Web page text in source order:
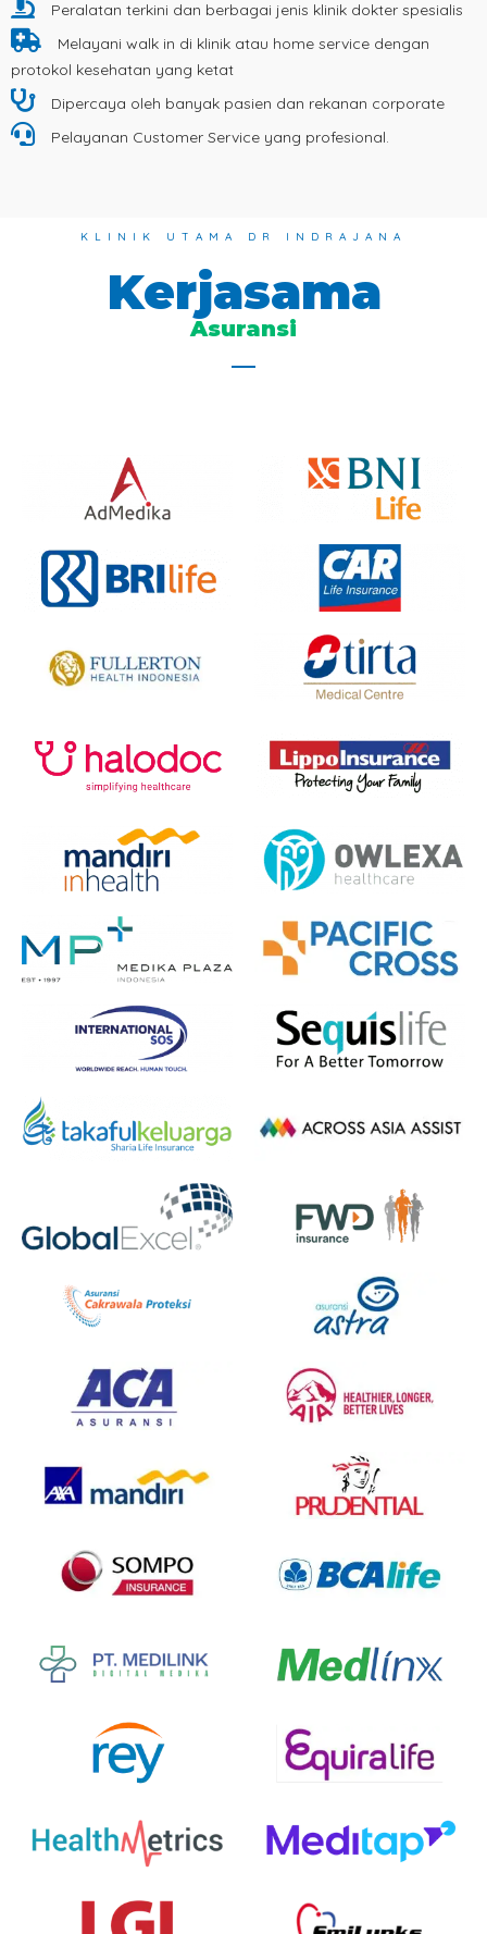
Peralatan terkini dan berbagai jenis klinik dokter spesialis
Melayani walk in di klinik atau home service dengan
protokol kesehatan yang ketat
Dipercaya oleh banyak pasien dan rekanan corporate
Pelayanan Customer Service yang profesional.
KLINIK UTAMA DR INDRAJANA
Kerjasama
Asuransi